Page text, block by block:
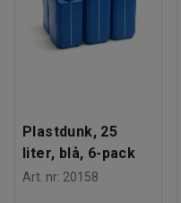
materialet.
-20 - +80
Färg: Mörkgrå
Plastdunk, 25
liter, blå, 6-pack
Art. nr: 20158